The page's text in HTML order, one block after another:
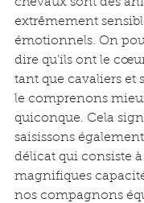
extrêmement
émotionnels. On
dire qu’ils ont le
tant que cavaliers et
le comprenons
quiconque. Cela
saisissons
délicat qui consiste
magnifiques
nos compagnons